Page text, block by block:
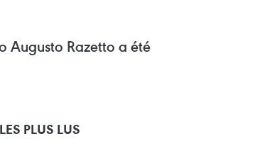
Augusto Razetto a été
LES PLUS LUS